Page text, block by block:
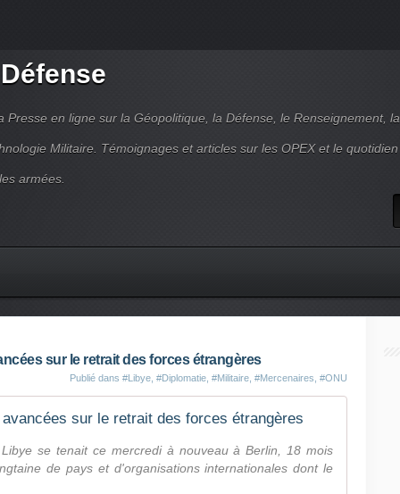
Presse en ligne sur la Géopolitique, la Défense, le Renseignement, la
Militaire. Témoignages et articles sur les OPEX et le quotidien
armées.
sur le retrait des forces étrangères
Publié dans #Libye #Diplomatie #Militaire #Mercenaires #ONU
sur le retrait des forces étrangères
se tenait ce mercredi à nouveau à Berlin, 18 mois
de pays et d'organisations internationales dont le